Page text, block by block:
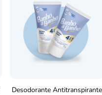
Desodorante Antitranspirante